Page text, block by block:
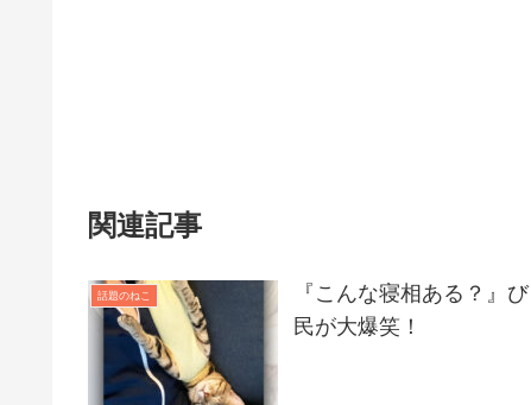
関連記事
話題のねこ
『こんな寝相ある？』
民が大爆笑！